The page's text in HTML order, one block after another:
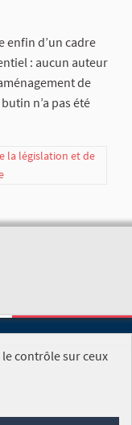
enfin d’un cadre
: aucun auteur
de
n’a pas été
la législation et de
contrôle sur ceux